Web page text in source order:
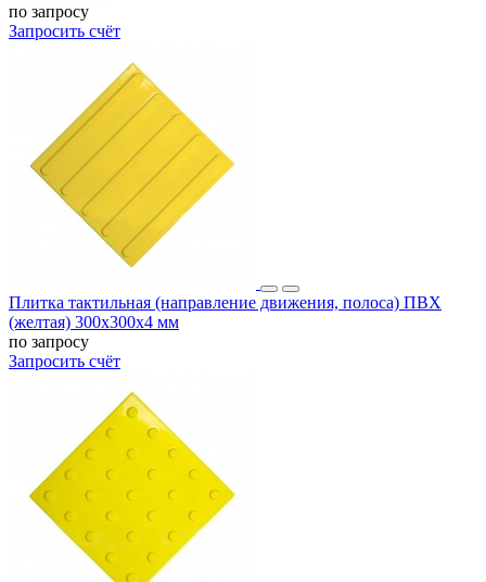
по запросу
Запросить счёт
Плитка тактильная (направление движения, полоса) ПВХ
(желтая) 300х300х4 мм
по запросу
Запросить счёт